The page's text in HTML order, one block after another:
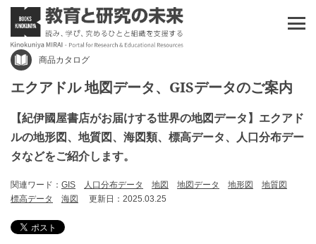
商品カタログ
エクアドル 地図データ、GISデータのご案内
【紀伊國屋書店がお届けする世界の地図データ】エクアド
ルの地形図、地質図、海図類、標高データ、人口分布デー
タなどをご紹介します。
関連ワード： GIS 人口分布データ 地図 地図データ 地形図
地質図
標高データ
海図 更新日：2025.03.25